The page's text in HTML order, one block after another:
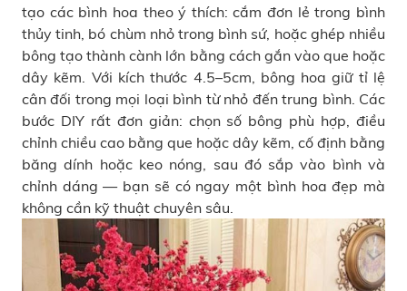
tạo các bình hoa theo ý thích: cắm đơn lẻ trong bình
thủy tinh, bó chùm nhỏ trong bình sứ, hoặc ghép nhiều
bông tạo thành cành lớn bằng cách gắn vào que hoặc
dây kẽm. Với kích thước 4.5–5cm, bông hoa giữ tỉ lệ
cân đối trong mọi loại bình từ nhỏ đến trung bình. Các
bước DIY rất đơn giản: chọn số bông phù hợp, điều
chỉnh chiều cao bằng que hoặc dây kẽm, cố định bằng
băng dính hoặc keo nóng, sau đó sắp vào bình và
chỉnh dáng — bạn sẽ có ngay một bình hoa đẹp mà
không cần kỹ thuật chuyên sâu.